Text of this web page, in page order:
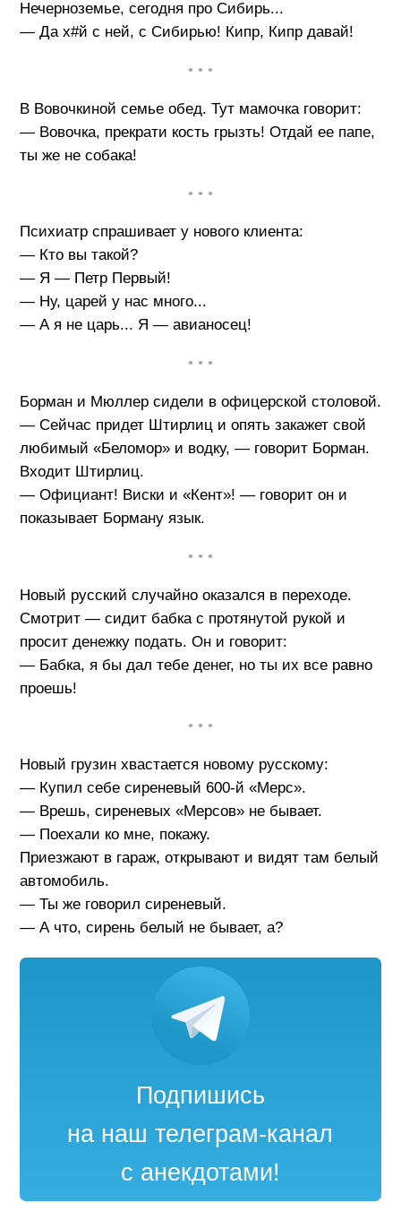
Нечерноземье, сегодня про Сибирь...
— Да х#й с ней, с Сибирью! Кипр, Кипр давай!
• • •
В Вовочкиной семье обед. Тут мамочка говорит:
— Вовочка, прекрати кость грызть! Отдай ее папе,
ты же не собака!
• • •
Психиатр спрашивает у нового клиента:
— Кто вы такой?
— Я — Петр Первый!
— Ну, царей у нас много...
— А я не царь... Я — авианосец!
• • •
Борман и Мюллер сидели в офицерской столовой.
— Сейчас придет Штирлиц и опять закажет свой
любимый «Беломор» и водку, — говорит Борман.
Входит Штирлиц.
— Официант! Виски и «Кент»! — говорит он и
показывает Борману язык.
• • •
Новый русский случайно оказался в переходе.
Смотрит — сидит бабка с протянутой рукой и
просит денежку подать. Он и говорит:
— Бабка, я бы дал тебе денег, но ты их все равно
проешь!
• • •
Новый грузин хвастается новому русскому:
— Купил себе сиреневый 600-й «Мерс».
— Врешь, сиреневых «Мерсов» не бывает.
— Поехали ко мне, покажу.
Приезжают в гараж, открывают и видят там белый
автомобиль.
— Ты же говорил сиреневый.
— А что, сирень белый не бывает, а?
Подпишись
на наш телеграм-канал
с анекдотами!